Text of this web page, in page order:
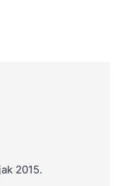
2015.